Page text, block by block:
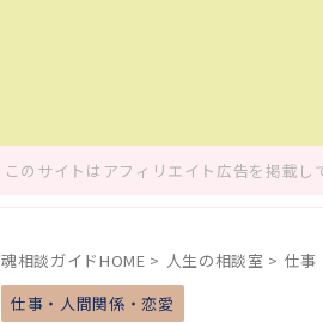
このサイトはアフィリエイト広告を掲載
魂相談ガイドHOME > 人生の相談室 > 仕事
仕事・人間関係・恋愛